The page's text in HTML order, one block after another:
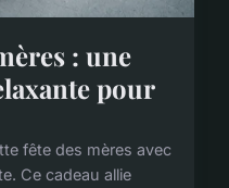
: une
pour
fête des mères avec
Ce cadeau allie